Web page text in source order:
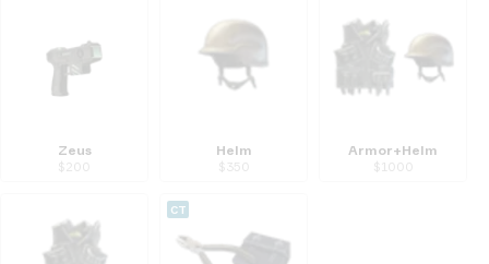
Zeus
$ 200
Helm
$ 350
Armor+Helm
$ 1000
CT